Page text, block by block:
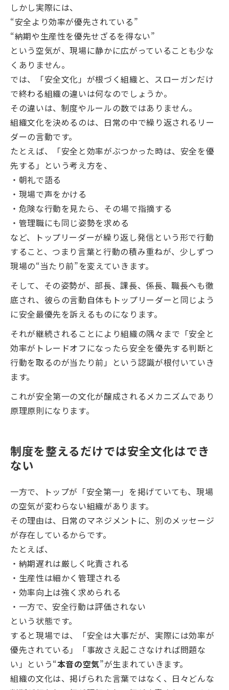
しかし実際には、
“安全より効率が優先されている”
“納期や生産性を優先せざるを得ない”
という空気が、現場に静かに広がっていることも少な
くありません。
では、「安全文化」が根づく組織と、スローガンだけ
で終わる組織の違いは何なのでしょうか。
その違いは、制度やルールの数ではありません。
組織文化を決めるのは、日常の中で繰り返されるリー
ダーの言動です。
たとえば、「安全と効率がぶつかった時は、安全を優
先する」という考え方を、
・朝礼で語る
・現場で声をかける
・危険な行動を見たら、その場で指摘する
・管理職にも同じ姿勢を求める
など、トップリーダーが繰り返し発信という形で行動
すること、つまり言葉と行動の積み重ねが、少しずつ
現場の“当たり前”を変えていきます。
そして、その姿勢が、部長、課長、係長、職長へも徹
底され、彼らの言動自体もトップリーダーと同じよう
に安全最優先を訴えるものになります。
それが継続されることにより組織の隅々まで「安全と
効率がトレードオフになったら安全を優先する判断と
行動を取るのが当たり前」という認識が根付いていき
ます。
これが安全第一の文化が醸成されるメカニズムであり
原理原則になります。
制度を整えるだけでは安全文化はでき
ない
一方で、トップが「安全第一」を掲げていても、現場
の空気が変わらない組織があります。
その理由は、日常のマネジメントに、別のメッセージ
が存在しているからです。
たとえば、
・納期遅れは厳しく叱責される
・生産性は細かく管理される
・効率向上は強く求められる
・一方で、安全行動は評価されない
という状態です。
すると現場では、「安全は大事だが、実際には効率が
優先されている」「事故さえ起こさなければ問題な
い」という“本音の空気”が生まれていきます。
組織の文化は、掲げられた言葉ではなく、日々どんな